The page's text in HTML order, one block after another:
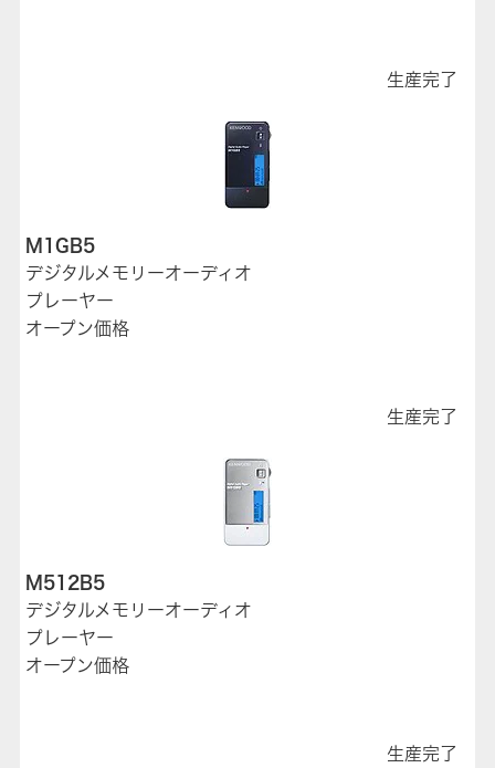
生産完了
M1GB5
デジタルメモリーオーディオ
プレーヤー
オープン価格
生産完了
M512B5
デジタルメモリーオーディオ
プレーヤー
オープン価格
生産完了